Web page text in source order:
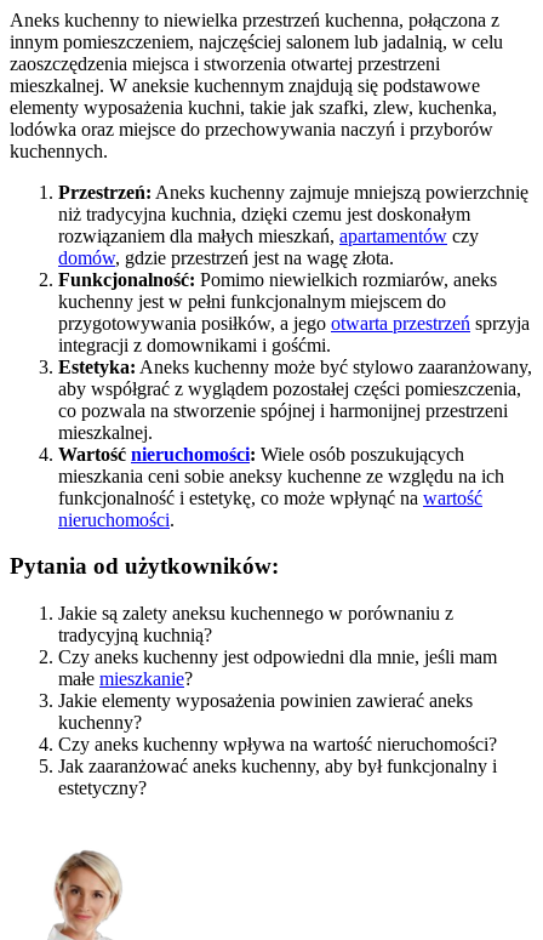
Aneks kuchenny to niewielka przestrzeń kuchenna, połączona z
innym pomieszczeniem, najczęściej salonem lub jadalnią, w celu
zaoszczędzenia miejsca i stworzenia otwartej przestrzeni
mieszkalnej. W aneksie kuchennym znajdują się podstawowe
elementy wyposażenia kuchni, takie jak szafki, zlew, kuchenka,
lodówka oraz miejsce do przechowywania naczyń i przyborów
kuchennych.
Przestrzeń: Aneks kuchenny zajmuje mniejszą powierzchnię
niż tradycyjna kuchnia, dzięki czemu jest doskonałym
rozwiązaniem dla małych mieszkań, apartamentów czy
domów, gdzie przestrzeń jest na wagę złota.
Funkcjonalność: Pomimo niewielkich rozmiarów, aneks
kuchenny jest w pełni funkcjonalnym miejscem do
przygotowywania posiłków, a jego otwarta przestrzeń sprzyja
integracji z domownikami i gośćmi.
Estetyka: Aneks kuchenny może być stylowo zaaranżowany,
aby współgrać z wyglądem pozostałej części pomieszczenia,
co pozwala na stworzenie spójnej i harmonijnej przestrzeni
mieszkalnej.
Wartość nieruchomości: Wiele osób poszukujących
mieszkania ceni sobie aneksy kuchenne ze względu na ich
funkcjonalność i estetykę, co może wpłynąć na wartość
nieruchomości.
Pytania od użytkowników:
Jakie są zalety aneksu kuchennego w porównaniu z
tradycyjną kuchnią?
Czy aneks kuchenny jest odpowiedni dla mnie, jeśli mam
małe mieszkanie?
Jakie elementy wyposażenia powinien zawierać aneks
kuchenny?
Czy aneks kuchenny wpływa na wartość nieruchomości?
Jak zaaranżować aneks kuchenny, aby był funkcjonalny i
estetyczny?